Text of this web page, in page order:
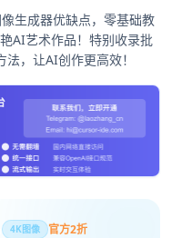
生成器优缺点，零基础教
AI艺术作品！特别收录批
，让AI创作更高效！
4K图像 官方2折